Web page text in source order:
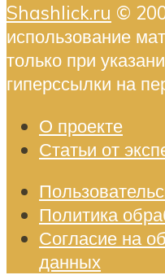
Shashlick.ru ©
использование
только при
гиперссылки на
О проекте
Статьи от
Политика
Согласие на
данных